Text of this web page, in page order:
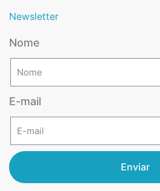
Newsletter
Nome
E-mail
Enviar